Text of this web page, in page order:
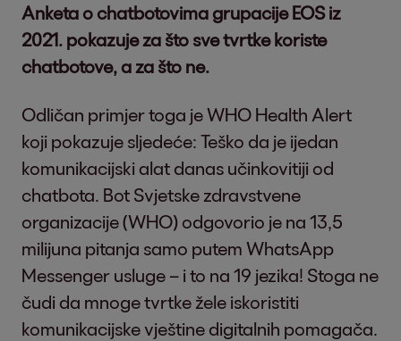
Anketa o chatbotovima grupacije EOS iz
2021. pokazuje za što sve tvrtke koriste
chatbotove, a za što ne.
Odličan primjer toga je WHO Health Alert
koji pokazuje sljedeće: Teško da je ijedan
komunikacijski alat danas učinkovitiji od
chatbota. Bot Svjetske zdravstvene
organizacije (WHO) odgovorio je na 13,5
milijuna pitanja samo putem WhatsApp
Messenger usluge – i to na 19 jezika! Stoga ne
čudi da mnoge tvrtke žele iskoristiti
komunikacijske vještine digitalnih pomagača.